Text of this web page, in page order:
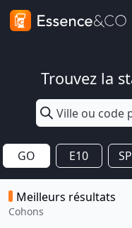
Trouvez la
GO E10
Meilleurs résultats
Cohons